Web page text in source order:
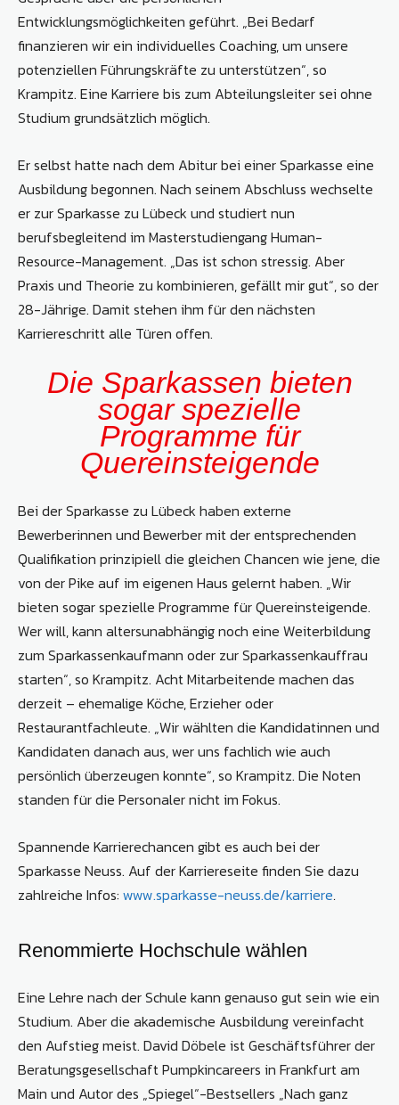
Entwicklungsmöglichkeiten geführt. „Bei Bedarf
finanzieren wir ein individuelles Coaching, um unsere
potenziellen Führungskräfte zu unterstützen“, so
Krampitz. Eine Karriere bis zum Abteilungsleiter sei ohne
Studium grundsätzlich möglich.
Er selbst hatte nach dem Abitur bei einer Sparkasse eine
Ausbildung begonnen. Nach seinem Abschluss wechselte
er zur Sparkasse zu Lübeck und studiert nun
berufsbegleitend im Masterstudiengang Human-
Resource-Management. „Das ist schon stressig. Aber
Praxis und Theorie zu kombinieren, gefällt mir gut“, so der
28-Jährige. Damit stehen ihm für den nächsten
Karriereschritt alle Türen offen.
Die Sparkassen bieten
sogar spezielle
Programme für
Quereinsteigende
Bei der Sparkasse zu Lübeck haben externe
Bewerberinnen und Bewerber mit der entsprechenden
Qualifikation prinzipiell die gleichen Chancen wie jene, die
von der Pike auf im eigenen Haus gelernt haben. „Wir
bieten sogar spezielle Programme für Quereinsteigende.
Wer will, kann altersunabhängig noch eine Weiterbildung
zum Sparkassenkaufmann oder zur Sparkassenkauffrau
starten“, so Krampitz. Acht Mitarbeitende machen das
derzeit – ehemalige Köche, Erzieher oder
Restaurantfachleute. „Wir wählten die Kandidatinnen und
Kandidaten danach aus, wer uns fachlich wie auch
persönlich überzeugen konnte“, so Krampitz. Die Noten
standen für die Personaler nicht im Fokus.
Spannende Karrierechancen gibt es auch bei der
Sparkasse Neuss. Auf der Karriereseite finden Sie dazu
zahlreiche Infos: www.sparkasse-neuss.de/karriere.
Renommierte Hochschule wählen
Eine Lehre nach der Schule kann genauso gut sein wie ein
Studium. Aber die akademische Ausbildung vereinfacht
den Aufstieg meist. David Döbele ist Geschäftsführer der
Beratungsgesellschaft Pumpkincareers in Frankfurt am
Main und Autor des „Spiegel“-Bestsellers „Nach ganz